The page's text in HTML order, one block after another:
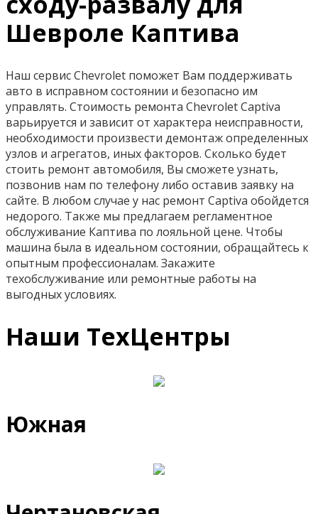
Шевроле Каптива
Наш сервис Chevrolet поможет Вам поддерживать
авто в исправном состоянии и безопасно им
управлять. Стоимость ремонта Chevrolet Captiva
варьируется и зависит от характера неисправности,
необходимости произвести демонтаж определенных
узлов и агрегатов, иных факторов. Сколько будет
стоить ремонт автомобиля, Вы сможете узнать,
позвонив нам по телефону либо оставив заявку на
сайте. В любом случае у нас ремонт Captiva обойдется
недорого. Также мы предлагаем регламентное
обслуживание Каптива по лояльной цене. Чтобы
машина была в идеальном состоянии, обращайтесь к
опытным профессионалам. Закажите
техобслуживание или ремонтные работы на
выгодных условиях.
Наши ТехЦентры
Южная